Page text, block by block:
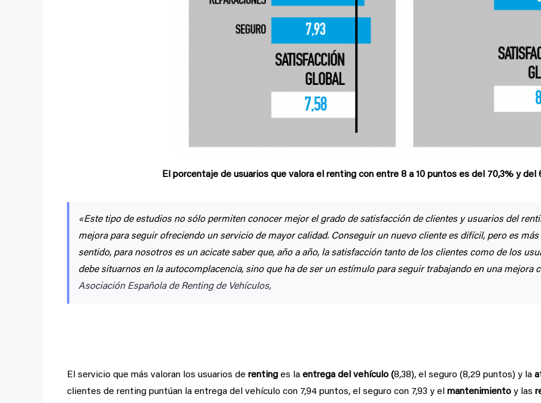
El porcentaje de usuarios que valora el renting con entre 8 a 10 puntos es del 70,3% y del
«Este tipo de estudios no sólo permiten conocer mejor el grado de satisfacción de clientes y usuarios del
mejora para seguir ofreciendo un servicio de mayor calidad. Conseguir un nuevo cliente es difícil, pero es
sentido, para nosotros es un acicate saber que, año a año, la satisfacción tanto de los clientes como de los
debe situarnos en la autocomplacencia, sino que ha de ser un estímulo para seguir trabajando en una mejora
Asociación Española de Renting de Vehículos,
El servicio que más valoran los usuarios de renting es la entrega del vehículo (8,38), el seguro (8,29 puntos) y la
clientes de renting puntúan la entrega del vehículo con 7,94 puntos, el seguro con 7,93 y el mantenimiento y las